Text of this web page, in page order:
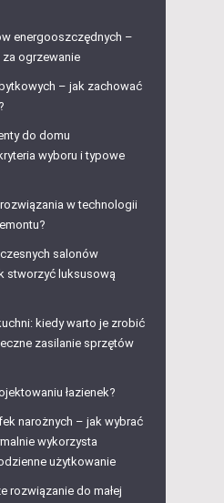
energooszczędnych –
ogrzewanie
– jak zachować
do domu
wyboru i typowe
w technologii
salonów
stworzyć luksusową
kiedy warto je zrobić
zasilanie sprzętów
łazienek?
narożnych – jak wybrać
wykorzysta
użytkowanie
rozwiązanie do małej